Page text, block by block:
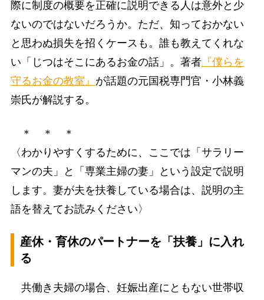
際に制度の概要を正確に説明できる人は意外と少
ないのではないだろうか。ただ、知っておかない
と思わぬ損失を招くケースも。誰も教えてくれな
い「じつはそこにあるお金の話」。著者『僕らを
守るお金の教室』 が話題の元国税専門官・小林義
崇氏が解説する。
＊ ＊ ＊
〈わかりやすくするために、ここでは「サラリー
マンの夫」と「専業主婦の妻」という設定で説明
します。妻が夫を扶養している場合は、説明の主
語を替えてお読みください〉
産休・育休のパートナーを「扶養」に入れ
る
共働き夫婦の場合、妊娠出産にともない世帯収